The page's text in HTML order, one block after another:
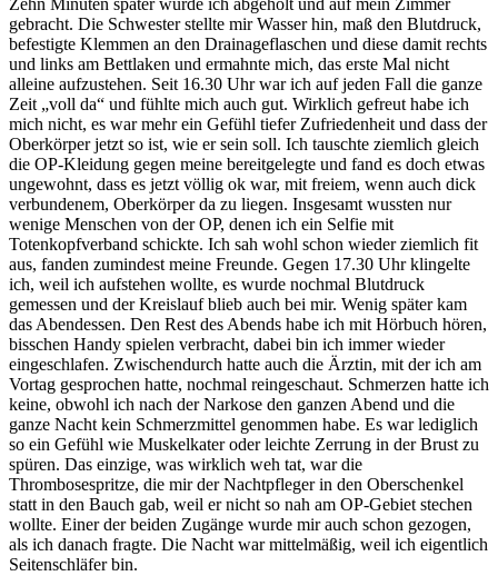
gebracht. Die Schwester stellte mir Wasser hin, maß den Blutdruck,
befestigte Klemmen an den Drainageflaschen und diese damit rechts
und links am Bettlaken und ermahnte mich, das erste Mal nicht
alleine aufzustehen. Seit 16.30 Uhr war ich auf jeden Fall die ganze
Zeit „voll da“ und fühlte mich auch gut. Wirklich gefreut habe ich
mich nicht, es war mehr ein Gefühl tiefer Zufriedenheit und dass der
Oberkörper jetzt so ist, wie er sein soll. Ich tauschte ziemlich gleich
die OP-Kleidung gegen meine bereitgelegte und fand es doch etwas
ungewohnt, dass es jetzt völlig ok war, mit freiem, wenn auch dick
verbundenem, Oberkörper da zu liegen. Insgesamt wussten nur
wenige Menschen von der OP, denen ich ein Selfie mit
Totenkopfverband schickte. Ich sah wohl schon wieder ziemlich fit
aus, fanden zumindest meine Freunde. Gegen 17.30 Uhr klingelte
ich, weil ich aufstehen wollte, es wurde nochmal Blutdruck
gemessen und der Kreislauf blieb auch bei mir. Wenig später kam
das Abendessen. Den Rest des Abends habe ich mit Hörbuch hören,
bisschen Handy spielen verbracht, dabei bin ich immer wieder
eingeschlafen. Zwischendurch hatte auch die Ärztin, mit der ich am
Vortag gesprochen hatte, nochmal reingeschaut. Schmerzen hatte ich
keine, obwohl ich nach der Narkose den ganzen Abend und die
ganze Nacht kein Schmerzmittel genommen habe. Es war lediglich
so ein Gefühl wie Muskelkater oder leichte Zerrung in der Brust zu
spüren. Das einzige, was wirklich weh tat, war die
Thrombosespritze, die mir der Nachtpfleger in den Oberschenkel
statt in den Bauch gab, weil er nicht so nah am OP-Gebiet stechen
wollte. Einer der beiden Zugänge wurde mir auch schon gezogen,
als ich danach fragte. Die Nacht war mittelmäßig, weil ich eigentlich
Seitenschläfer bin.